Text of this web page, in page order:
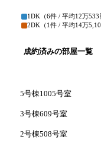
1DK （6件 / 平均12万533
2DK （1件 / 平均14万
成約済みの部屋一覧
5号棟1005号室
3号棟609号室
2号棟508号室